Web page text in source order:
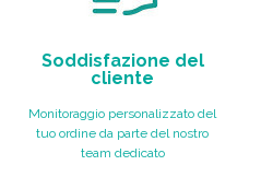
Soddisfazione del
cliente
Monitoraggio personalizzato del
tuo ordine da parte del nostro
team dedicato